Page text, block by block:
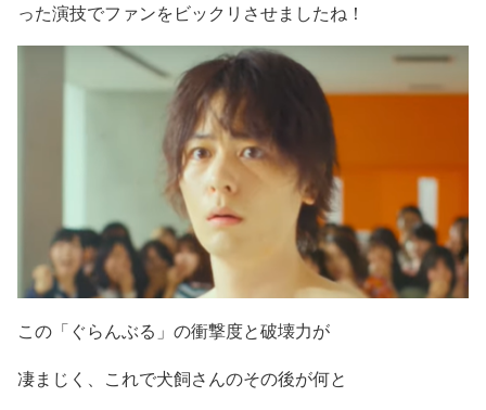
った演技でファンをビックリ させましたね！
この 「ぐらんぶる」 の衝撃度と破壊力が
凄まじく これで犬飼さんのその後が何と